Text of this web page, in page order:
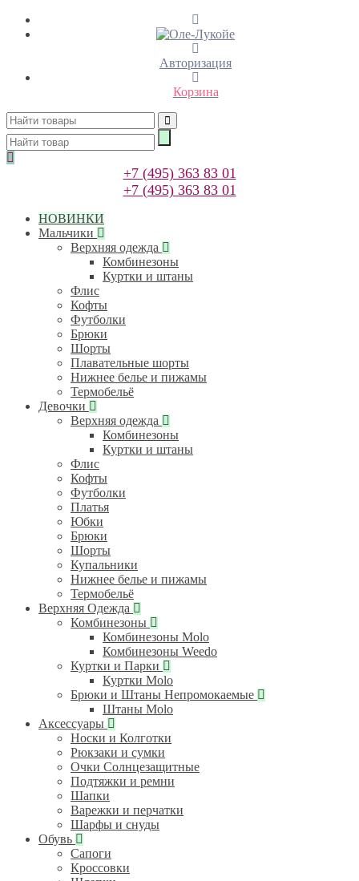
Авторизация
Корзина
+7 (495) 363 83 01
+7 (495) 363 83 01
НОВИНКИ
Мальчики
Верхняя одежда
Комбинезоны
Куртки и штаны
Флис
Кофты
Футболки
Брюки
Шорты
Плавательные шорты
Нижнее белье и пижамы
Термобельё
Девочки
Верхняя одежда
Комбинезоны
Куртки и штаны
Флис
Кофты
Футболки
Платья
Юбки
Брюки
Шорты
Купальники
Нижнее белье и пижамы
Термобельё
Верхняя Одежда
Комбинезоны
Комбинезоны Molo
Комбинезоны Weedo
Куртки и Парки
Куртки Molo
Брюки и Штаны Непромокаемые
Штаны Molo
Аксессуары
Носки и Колготки
Рюкзаки и сумки
Очки Солнцезащитные
Подтяжки и ремни
Шапки
Варежки и перчатки
Шарфы и снуды
Обувь
Сапоги
Кроссовки